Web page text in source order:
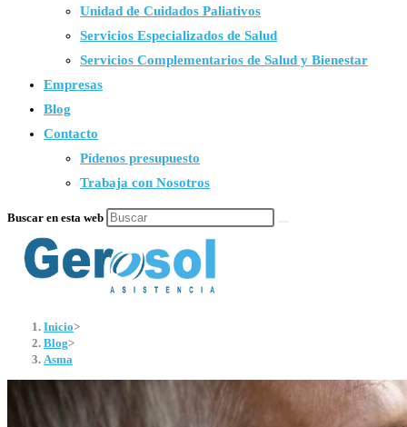
Unidad de Cuidados Paliativos
Servicios Especializados de Salud
Servicios Complementarios de Salud y Bienestar
Empresas
Blog
Contacto
Pídenos presupuesto
Trabaja con Nosotros
Buscar en esta web
Inicio>
Blog>
Asma